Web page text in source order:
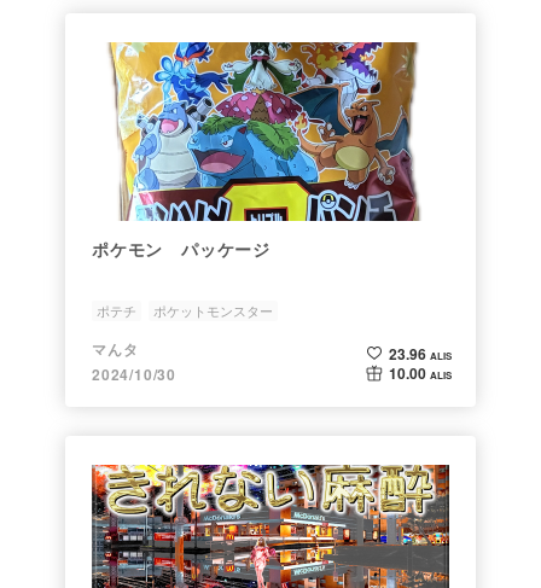
ポケモン パッケージ
ポテチ ポケットモンスター
マんタ
2024/10/30
23.96 ALIS
10.00 ALIS